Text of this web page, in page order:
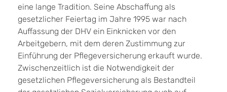
eine lange Tradition. Seine Abschaffung als
gesetzlicher Feiertag im Jahre 1995 war nach
Auffassung der DHV ein Einknicken vor den
Arbeitgebern, mit dem deren Zustimmung zur
Einführung der Pflegeversicherung erkauft wurde.
Zwischenzeitlich ist die Notwendigkeit der
gesetzlichen Pflegeversicherung als Bestandteil